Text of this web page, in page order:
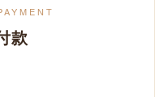
款